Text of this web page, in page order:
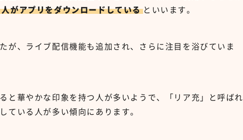
がアプリをダウンロードしている といいます。
が、ライブ配信機能も追加され、さらに注目を浴びていま
と華やかな印象を持つ人が多いようで、「リア充」と呼ばれ
ている人が多い傾向にあります。